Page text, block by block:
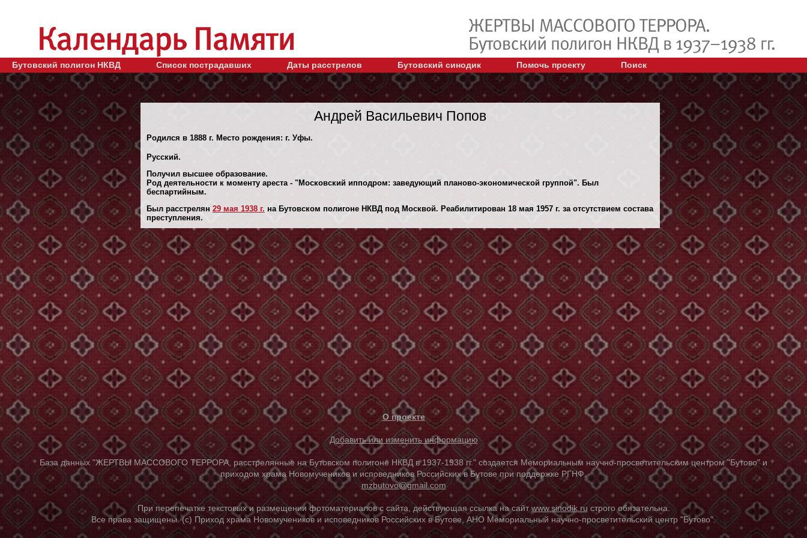
Бутовский полигон НКВД Список пострадавших Даты расстрелов Бутовский синодик Помочь проекту Поиск
Андрей Васильевич Попов
Родился в 1888 г. Место рождения: г. Уфы.
Русский.
Получил высшее образование.
Род деятельности к моменту ареста - "Московский ипподром: заведующий планово-экономической группой". Был
беспартийным.
Был расстрелян 29 мая 1938 г. на Бутовском полигоне НКВД под Москвой. Реабилитирован 18 мая 1957 г. за отсутствием состава
преступления.
О проекте
Добавить или изменить информацию
База данных "ЖЕРТВЫ МАССОВОГО ТЕРРОРА, расстрелянные на Бутовском полигоне НКВД в 1937-1938 гг." создается Мемориальным научно-просветительским центром "Бутово" и
приходом храма Новомучеников и исповедников Российских в Бутове при поддержке РГНФ.
mzbutovo@gmail.com
При перепечатке текстовых и размещении фотоматериалов с сайта, действующая ссылка на сайтwww.sinodik.ru строго обязательна.
Все права защищены. (с) Приход храма Новомучеников и исповедников Российских в Бутове, АНО Мемориальный научно-просветительский центр "Бутово".